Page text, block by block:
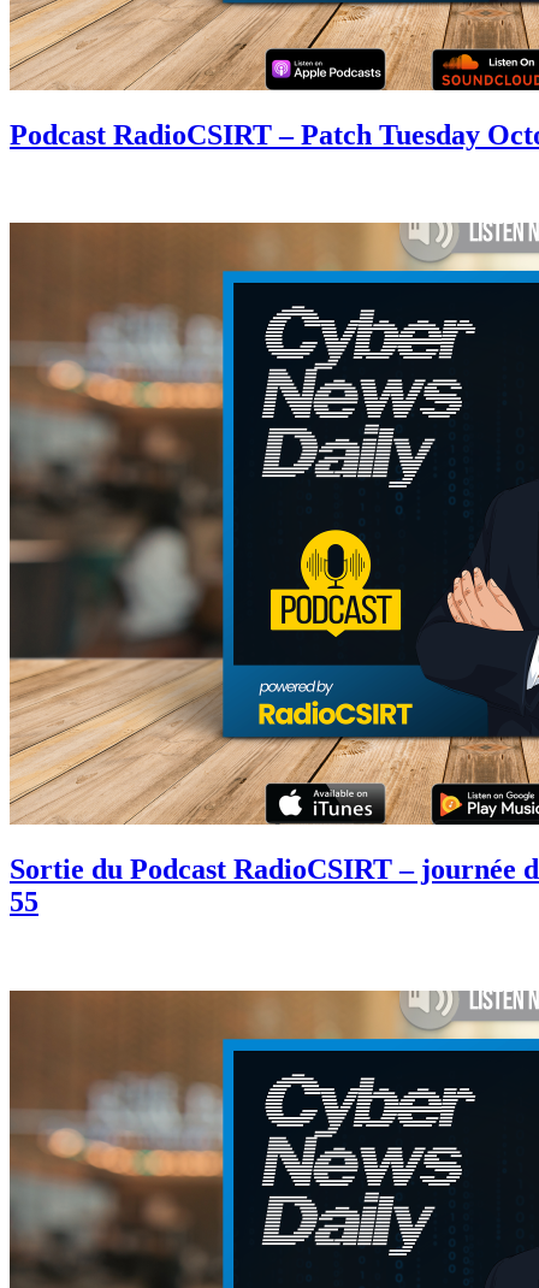
Podcast RadioCSIRT – Patch Tuesday
Sortie du Podcast RadioCSIRT – journée
55